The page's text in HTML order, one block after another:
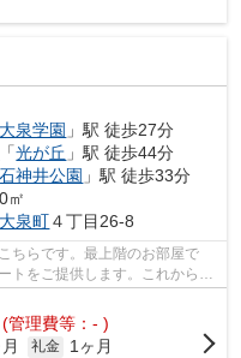
大泉学園 」駅 徒歩27分
「光が丘 」駅 徒歩44分
石神井公園 」駅 徒歩33分
㎡
大泉町４丁目26-8
ちらです。最上階のお部屋で
トをご提供します。これからの
(管理費等：- )
礼金
1ヶ月